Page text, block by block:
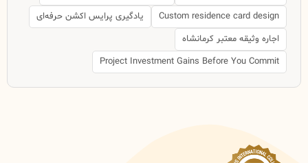
Custom residence card design
یادگیری پرایس اکشن حرفه‌ای
اجاره وثیقه معتبر کرمانشاه
Project Investment Gains Before You Commit